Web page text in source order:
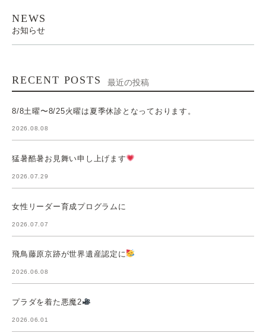
NEWS
お知らせ
RECENT POSTS 最近の投稿
8/8土曜〜8/25火曜は夏季休診となっております。
2026.08.08
猛暑酷暑お見舞い申し上げます
2026.07.29
女性リーダー育成プログラムに
2026.07.07
飛鳥藤原京跡が世界遺産認定に
2026.06.08
プラダを着た悪魔2
2026.06.01